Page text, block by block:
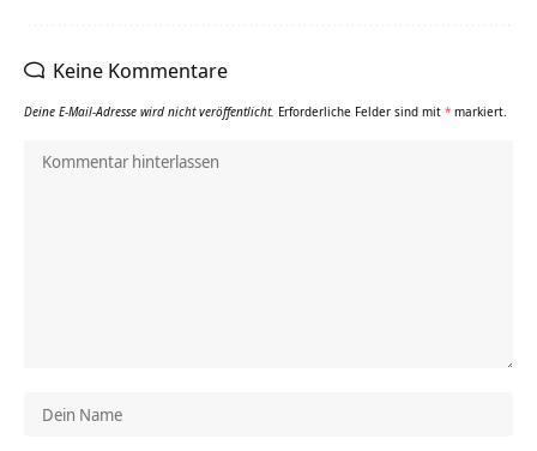
Keine Kommentare
Deine E-Mail-Adresse wird nicht veröffentlicht. Erforderliche Felder sind mit * markiert.